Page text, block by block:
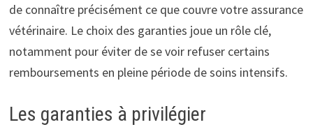
de connaître précisément ce que couvre votre assurance
vétérinaire. Le choix des garanties joue un rôle clé,
notamment pour éviter de se voir refuser certains
remboursements en pleine période de soins intensifs.
Les garanties à privilégier